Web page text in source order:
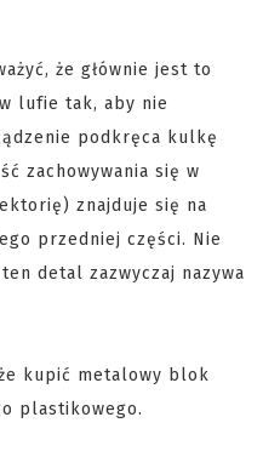
że głównie jest to
lufie tak, aby nie
podkręca kulkę
zachowywania się w
znajduje się na
przedniej części. Nie
detal zazwyczaj nazywa
kupić metalowy blok
plastikowego.